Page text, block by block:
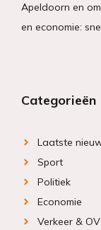
Apeldoorn en
en economie:
Categorieën
Laatste
Sport
Politiek
Economie
Verkeer & OV